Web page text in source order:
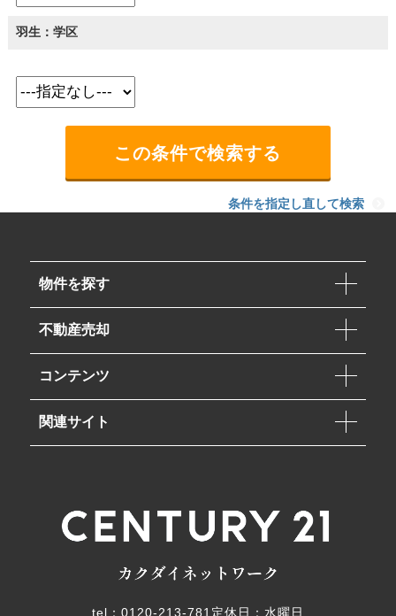
羽生：学区
条件を指定し直して検索
物件を探す
不動産売却
コンテンツ
関連サイト
tel：0120-213-781 定休日：水曜日